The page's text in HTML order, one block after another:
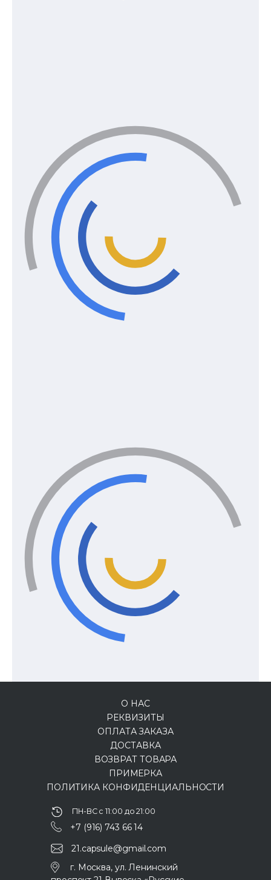
О НАС
РЕКВИЗИТЫ
ОПЛАТА ЗАКАЗА
ДОСТАВКА
ВОЗВРАТ ТОВАРА
ПРИМЕРКА
ПОЛИТИКА КОНФИДЕНЦИАЛЬНОСТИ
ПН-ВС с 11:00 до 21:00
+7 (916) 743 66 14
21.capsule@gmail.com
г. Москва, ул. Ленинский